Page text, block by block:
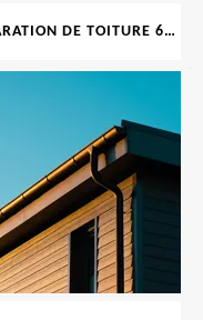
RÉPARATION DE TOITURE 69 RHONE, TUILES CASSÉES OU ABIMÉES